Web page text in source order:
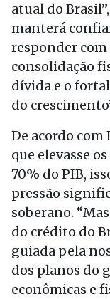
atual do
manterá
responder
consolidação
dívida e o
do
De acordo com
que elevasse
70% do PIB,
pressão
soberano.
do crédito do
guiada pela
dos planos do
econômicas e